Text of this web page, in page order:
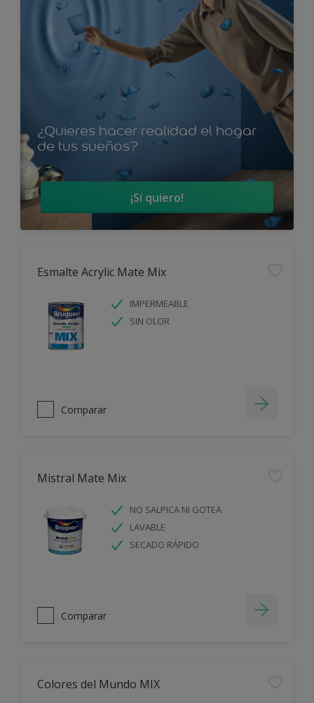
¿Quieres hacer realidad el hogar
de tus sueños?
¡Sí quiero!
Esmalte Acrylic Mate Mix
IMPERMEABLE
SIN OLOR
Comparar
Mistral Mate Mix
NO SALPICA NI GOTEA
LAVABLE
SECADO RÁPIDO
Comparar
Colores del Mundo MIX